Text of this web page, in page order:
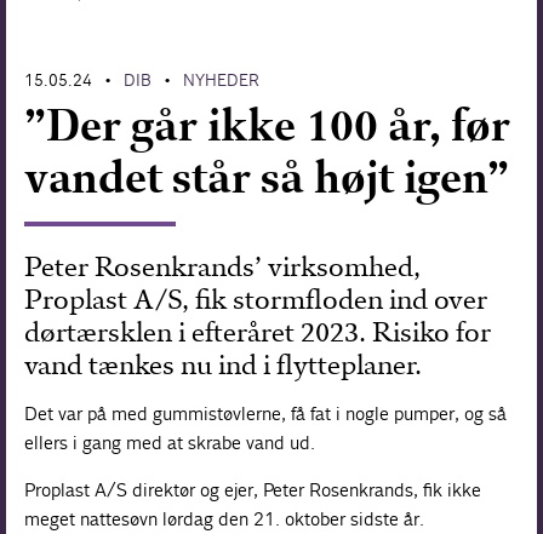
15.05.24 • DIB • NYHEDER
”Der går ikke 100 år, før
vandet står så højt igen”
Peter Rosenkrands’ virksomhed,
Proplast A/S, fik stormfloden ind over
dørtærsklen i efteråret 2023. Risiko for
vand tænkes nu ind i flytteplaner.
Det var på med gummistøvlerne, få fat i nogle pumper, og så
ellers i gang med at skrabe vand ud.
Proplast A/S direktør og ejer, Peter Rosenkrands, fik ikke
meget nattesøvn lørdag den 21. oktober sidste år.